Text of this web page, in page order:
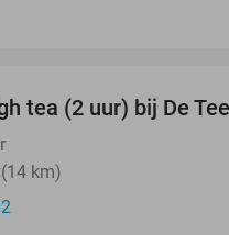
tea (2 uur) bij De
km)